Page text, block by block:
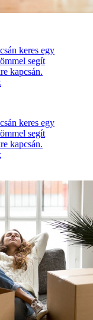
keres egy
segít
kapcsán.
keres egy
segít
kapcsán.